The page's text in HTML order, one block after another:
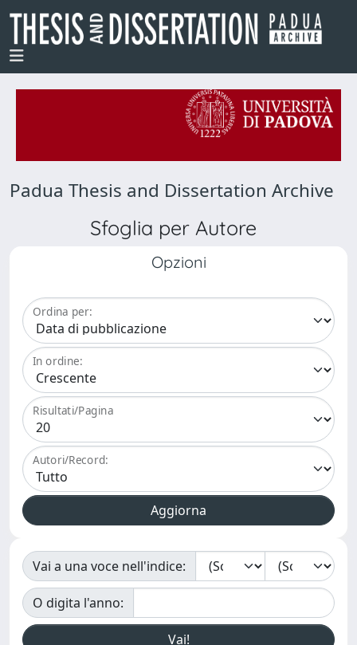
Padua Thesis and Dissertation Archive
Sfoglia per Autore
Opzioni
Ordina per:
In ordine:
Risultati/Pagina
Autori/Record:
Vai a una voce nell'indice:
O digita l'anno: